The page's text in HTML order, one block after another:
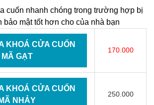
cuốn nhanh chóng trong trường hợp bị
bảo mật tốt hơn cho của nhà bạn
KHOÁ CỬA CUỐN
MÃ GẠT
170.000
KHOÁ CỬA CUỐN
MÃ NHẢY
250.000